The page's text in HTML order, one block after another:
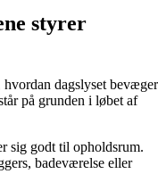
styrer
dagslyset bevæger
på grunden i løbet af
sig godt til opholdsrum.
badeværelse eller